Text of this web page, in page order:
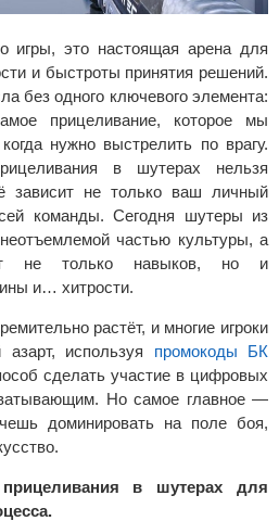
это настоящая арена для
и быстроты принятия решений.
без одного ключевого элемента:
прицеливание, которое мы
нужно выстрелить по врагу.
в шутерах нельзя
зависит не только ваш личный
команды. Сегодня шутеры из
частью культуры, а
не только навыков, но и
и… хитрости.
растёт, и многие игроки
азарт, используя промокоды БК
сделать участие в цифровых
Но самое главное —
доминировать на поле боя,
в шутерах для